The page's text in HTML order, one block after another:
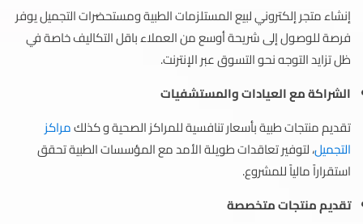
إنشاء متجر إلكتروني لبيع المستلزمات الطبية ومستحضرات التجميل يوفر
فرصة للوصول إلى شريحة أوسع من العملاء باقل التكاليف خاصة في
ظل تزايد التوجه نحو التسوق عبر الإنترنت.
الشراكة مع العيادات والمستشفيات
تقديم منتجات طبية بأسعار تنافسية للمراكز الصحية و كذلكمراكز
التجميل، لتوفير تعاقدات طويلة الأمد مع المؤسسات الطبية تحقق
استقراراً مالياً للمشروع.
تقديم منتجات متخصصة